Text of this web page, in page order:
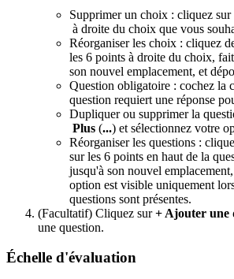
Supprimer un choix : cliquez sur
à droite du choix que vous
Réorganiser les choix : cliquez
les 6 points à droite du choix,
son nouvel emplacement, et
Question obligatoire : cochez la
question requiert une réponse
Dupliquer ou supprimer la
Plus (...) et sélectionnez votre
Réorganiser les questions :
sur les 6 points en haut de la
jusqu'à son nouvel
option est visible uniquement
questions sont présentes.
(Facultatif) Cliquez sur+ Ajouter une
une question.
Échelle d'évaluation